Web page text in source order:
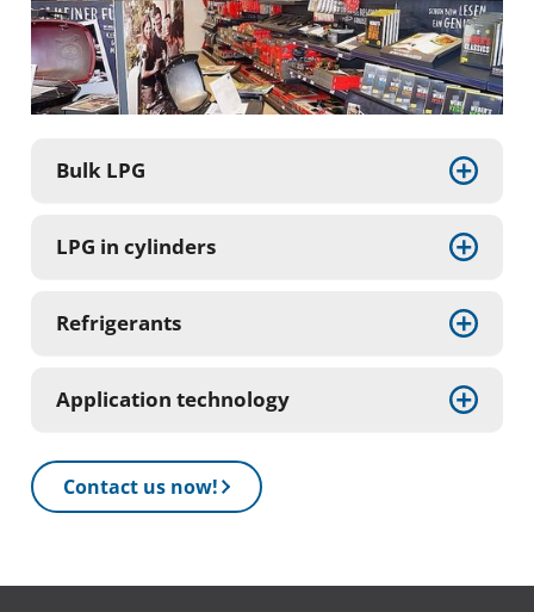
Bulk LPG
LPG in cylinders
Refrigerants
Application technology
Contact us now!